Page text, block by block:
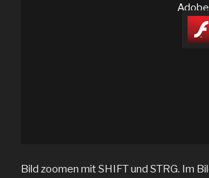
Bild zoomen mit SHIFT und STRG. Im